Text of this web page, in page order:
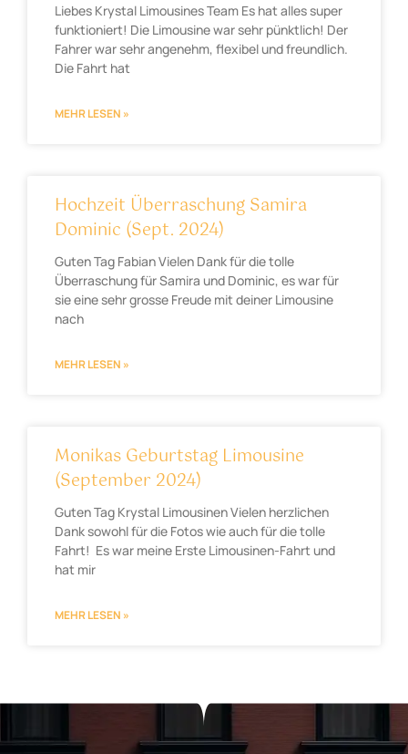
Liebes Krystal Limousines Team Es hat alles super
funktioniert! Die Limousine war sehr pünktlich! Der
Fahrer war sehr angenehm, flexibel und freundlich.
Die Fahrt hat
MEHR LESEN »
Hochzeit Überraschung Samira
Dominic (Sept. 2024)
Guten Tag Fabian Vielen Dank für die tolle
Überraschung für Samira und Dominic, es war für
sie eine sehr grosse Freude mit deiner Limousine
nach
MEHR LESEN »
Monikas Geburtstag Limousine
(September 2024)
Guten Tag Krystal Limousinen Vielen herzlichen
Dank sowohl für die Fotos wie auch für die tolle
Fahrt! Es war meine Erste Limousinen-Fahrt und
hat mir
MEHR LESEN »